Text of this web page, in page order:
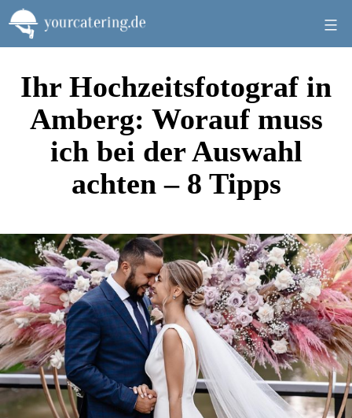
Zum
Inhalt
springen
Ihr Hochzeitsfotograf in
Amberg: Worauf muss
ich bei der Auswahl
achten – 8 Tipps